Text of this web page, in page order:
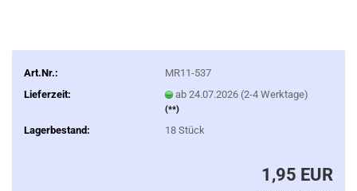
Art.Nr.:
MR11-537
Lieferzeit:
ab 24.07.2026 (2-4 Werktage)
(**)
Lagerbestand: 18 Stück
1,95 EUR